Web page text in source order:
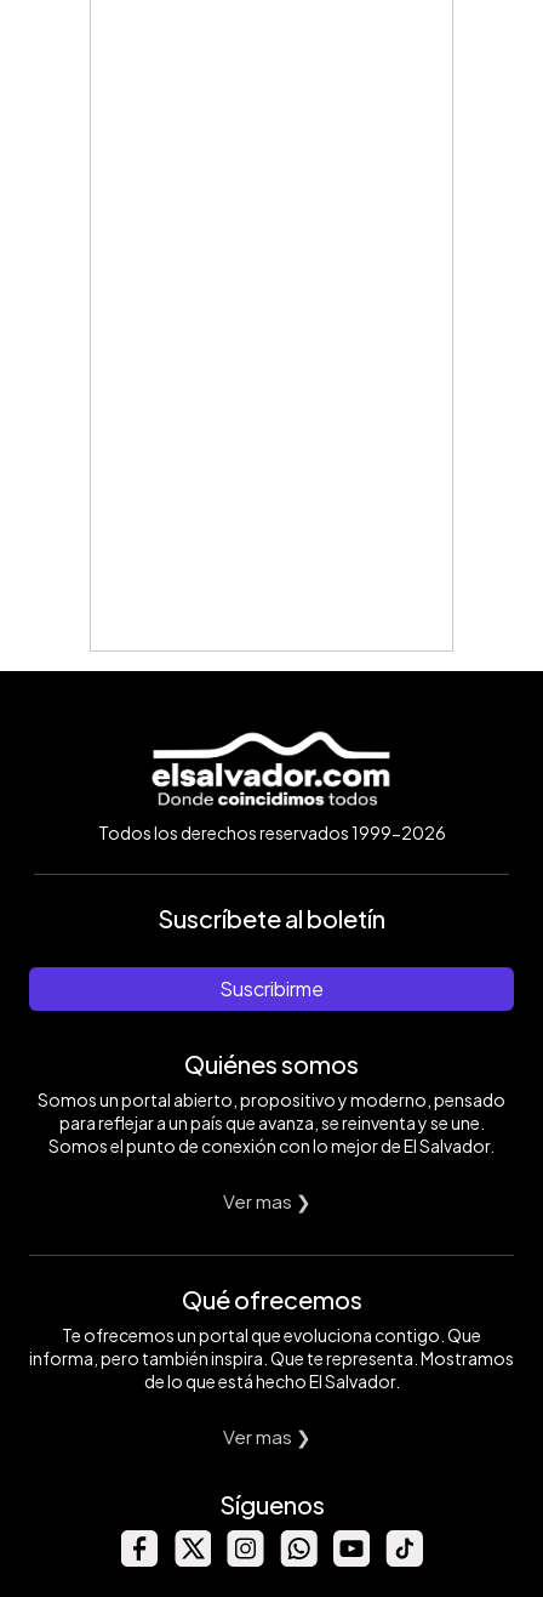
Todos los derechos reservados 1999-2026
Suscríbete al boletín
Suscribirme
Quiénes somos
Somos un portal abierto, propositivo y moderno, pensado
para reflejar a un país que avanza, se reinventa y se une.
Somos el punto de conexión con lo mejor de El Salvador.
Ver mas ❯
Qué ofrecemos
Te ofrecemos un portal que evoluciona contigo. Que
informa, pero también inspira. Que te representa. Mostramos
de lo que está hecho El Salvador.
Ver mas ❯
Síguenos